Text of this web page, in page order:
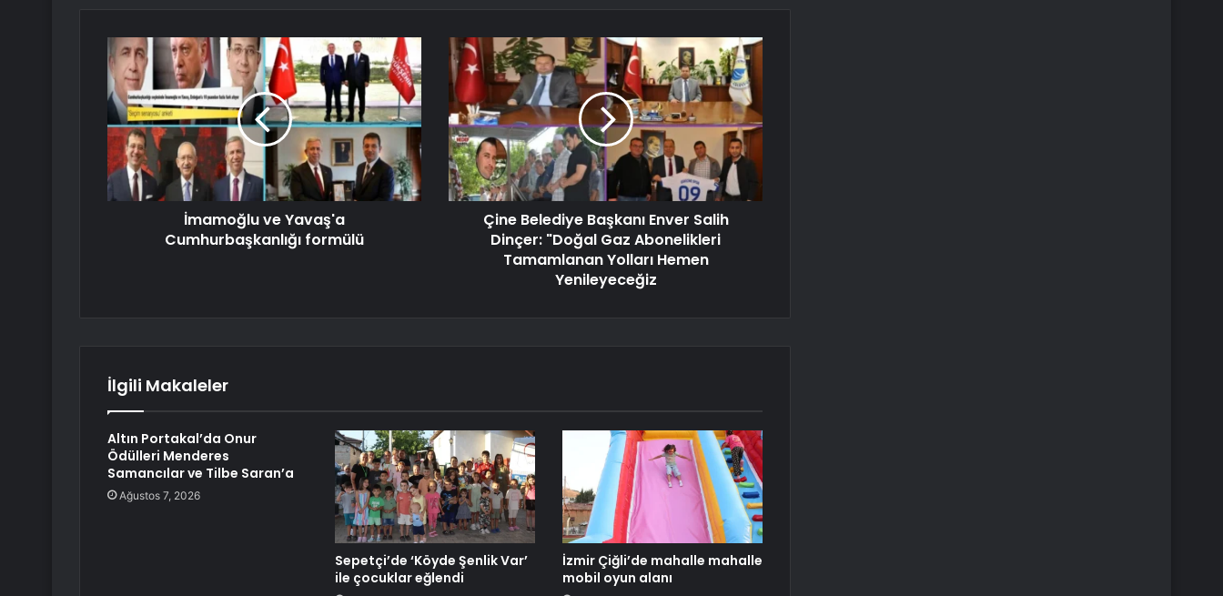
İmamoğlu ve Yavaş'a
Cumhurbaşkanlığı formülü
Çine Belediye Başkanı Enver Salih
Dinçer: "Doğal Gaz Abonelikleri
Tamamlanan Yolları Hemen
Yenileyeceğiz
İlgili Makaleler
Altın Portakal’da Onur
Ödülleri Menderes
Samancılar ve Tilbe Saran’a
Ağustos 7, 2026
Sepetçi’de ‘Köyde Şenlik Var’
ile çocuklar eğlendi
İzmir Çiğli’de mahalle mahalle
mobil oyun alanı